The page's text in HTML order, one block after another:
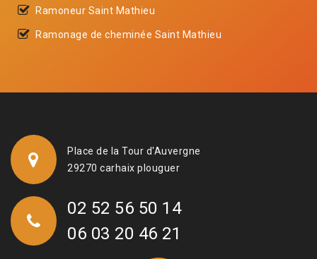
Ramoneur Saint Mathieu
Ramonage de cheminée Saint Mathieu
Place de la Tour d'Auvergne
29270 carhaix plouguer
02 52 56 50 14
06 03 20 46 21